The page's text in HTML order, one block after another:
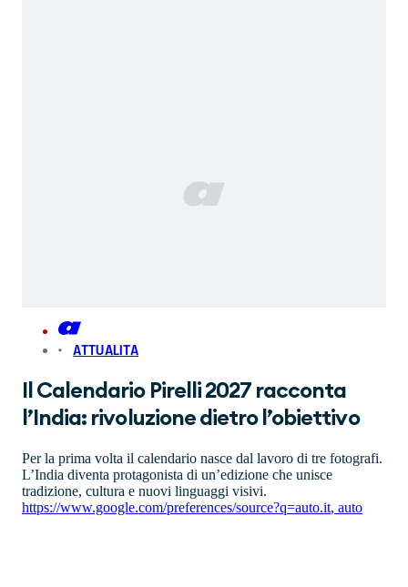
ATTUALITA
Il Calendario Pirelli 2027 racconta
l’India: rivoluzione dietro l’obiettivo
Per la prima volta il calendario nasce dal lavoro di tre fotografi.
L’India diventa protagonista di un’edizione che unisce
tradizione, cultura e nuovi linguaggi visivi.
https://www.google.com/preferences/source?q=auto.it, auto